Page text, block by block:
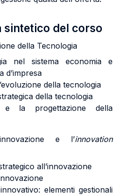
sintetico del corso
della Tecnologia
nel sistema economia e
d’impresa
della tecnologia
della tecnologia
la progettazione della
e l’innovation
all’innovazione
elementi gestionali